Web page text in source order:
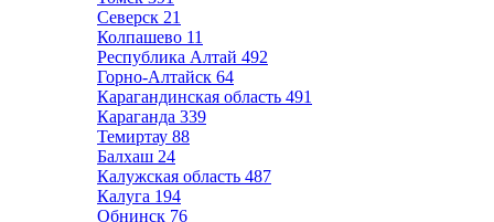
Северск 21
Колпашево 11
Республика Алтай 492
Горно-Алтайск 64
Карагандинская область 491
Караганда 339
Темиртау 88
Балхаш 24
Калужская область 487
Калуга 194
Обнинск 76